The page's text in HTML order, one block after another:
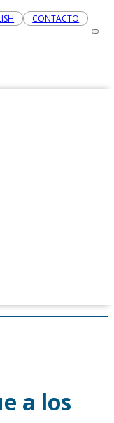
CONTACTO
a los